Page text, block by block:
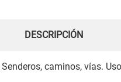
DESCRIPCIÓN
caminos, vías.